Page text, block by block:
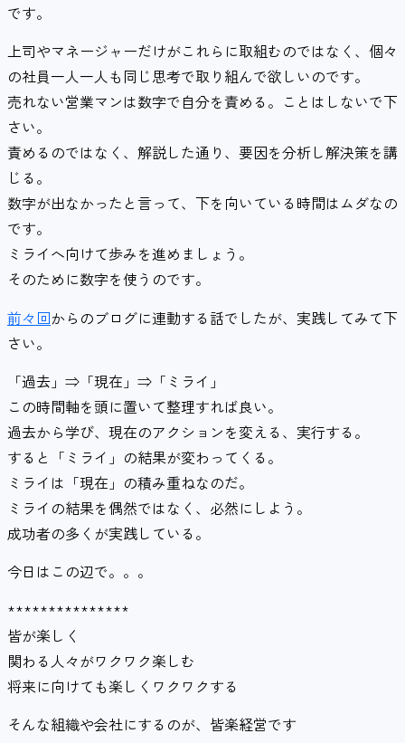
です。
上司やマネージャーだけがこれらに取組むのではなく、個々
の社員一人一人も同じ思考で取り組んで欲しいのです。
売れない営業マンは数字で自分を責める。ことはしないで下
さい。
責めるのではなく、解説した通り、要因を分析し解決策を講
じる。
数字が出なかったと言って、下を向いている時間はムダなの
です。
ミライへ向けて歩みを進めましょう。
そのために数字を使うのです。
前々回からのブログに連動する話でしたが、実践してみて下
さい。
「過去」⇒「現在」⇒「ミライ」
この時間軸を頭に置いて整理すれば良い。
過去から学び、現在のアクションを変える、実行する。
すると「ミライ」の結果が変わってくる。
ミライは「現在」の積み重ねなのだ。
ミライの結果を偶然ではなく、必然にしよう。
成功者の多くが実践している。
今日はこの辺で。。。
***************
皆が楽しく
関わる人々がワクワク楽しむ
将来に向けても楽しくワクワクする
そんな組織や会社にするのが、皆楽経営です